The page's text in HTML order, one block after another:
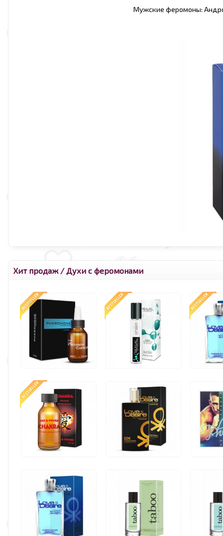
Мужские феромоны:
Хит продаж/Духи с феромонами